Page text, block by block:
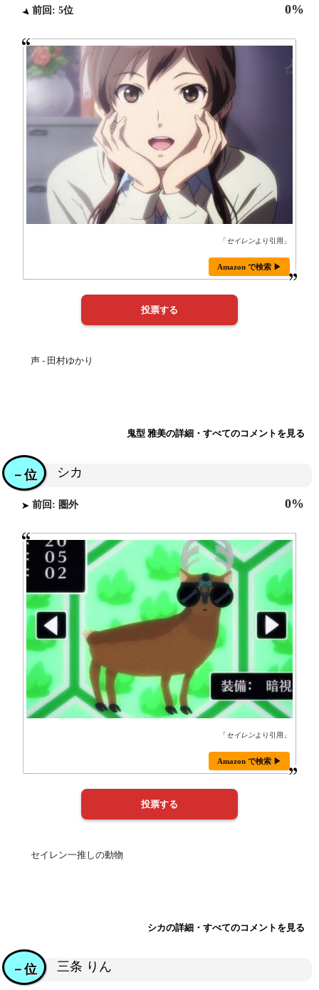
前回: 5位 0%
「セイレンより引用」
Amazon で検索 ▶
声 - 田村ゆかり
鬼型 雅美の詳細・すべてのコメントを見る
シカ
－位
前回: 圏外 0%
「セイレンより引用」
Amazon で検索 ▶
セイレン一推しの動物
シカの詳細・すべてのコメントを見る
三条 りん
－位